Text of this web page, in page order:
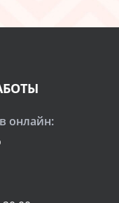
онлайн: